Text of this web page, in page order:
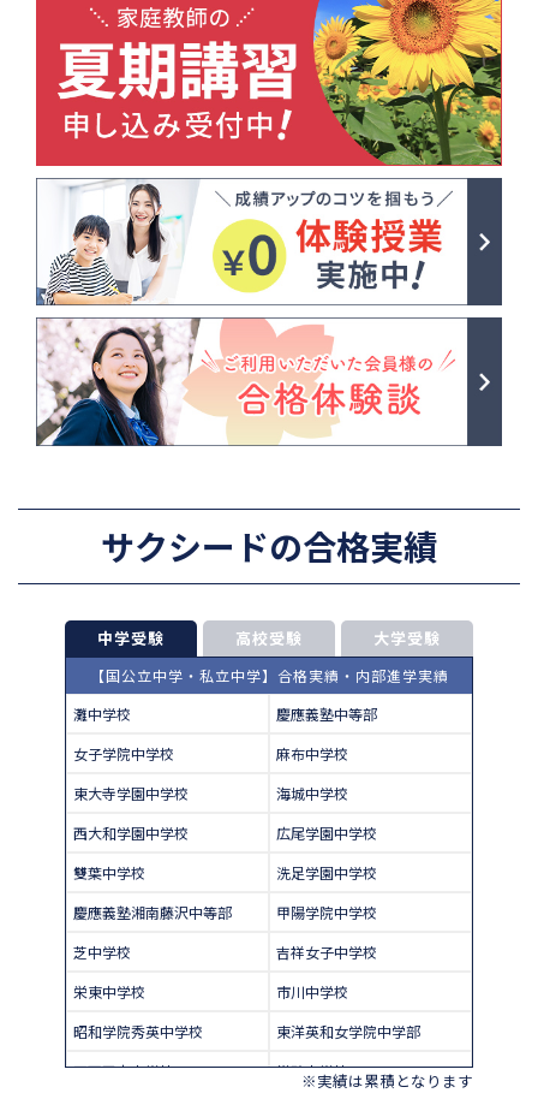
サクシードの合格実績
中学受験 高校受験 大学受験
【国公立中学・私立中学】合格実績・内部進学実績
灘中学校
慶應義塾中等部
女子学院中学校
麻布中学校
東大寺学園中学校
海城中学校
西大和学園中学校
広尾学園中学校
雙葉中学校
洗足学園中学校
慶應義塾湘南藤沢中等部
甲陽学院中学校
芝中学校
吉祥女子中学校
栄東中学校
市川中学校
昭和学院秀英中学校
東洋英和女学院中学部
四天王寺中学校
巣鴨中学校
※実績は累積となります